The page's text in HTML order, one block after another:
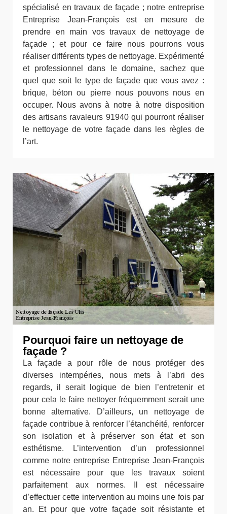
spécialisé en travaux de façade ; notre entreprise
Entreprise Jean-François est en mesure de
prendre en main vos travaux de nettoyage de
façade ; et pour ce faire nous pourrons vous
réaliser différents types de nettoyage. Expérimenté
et professionnel dans le domaine, sachez que
quel que soit le type de façade que vous avez :
brique, béton ou pierre nous pouvons nous en
occuper. Nous avons à notre à notre disposition
des artisans ravaleurs 91940 qui pourront réaliser
le nettoyage de votre façade dans les règles de
l’art.
Pourquoi faire un nettoyage de
façade ?
La façade a pour rôle de nous protéger des
diverses intempéries, nous mets à l’abri des
regards, il serait logique de bien l’entretenir et
pour cela le faire nettoyer fréquemment serait une
bonne alternative. D’ailleurs, un nettoyage de
façade contribue à renforcer l’étanchéité, renforcer
son isolation et à préserver son état et son
esthétisme. L’intervention d’un professionnel
comme notre entreprise Entreprise Jean-François
est nécessaire pour que les travaux soient
parfaitement aux normes. Il est nécessaire
d’effectuer cette intervention au moins une fois par
an. Et pour que votre façade soit résistante et